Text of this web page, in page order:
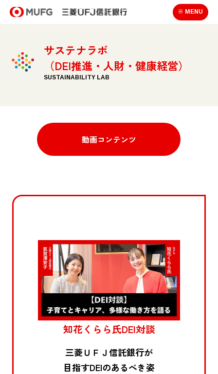
MENU
サステナラボ
（DEI推進・人財・健康経営）
SUSTAINABILITY LAB
動画コンテンツ
知花くらら氏DEI対談
三菱ＵＦＪ信託銀行が
目指すDEIのあるべき姿